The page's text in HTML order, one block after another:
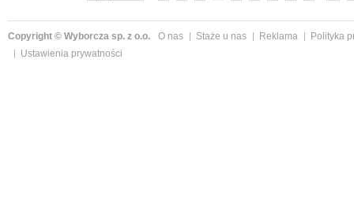
Copyright © Wyborcza sp. z o.o. O nas Staże u nas Reklama
Polityka
Ustawienia prywatności